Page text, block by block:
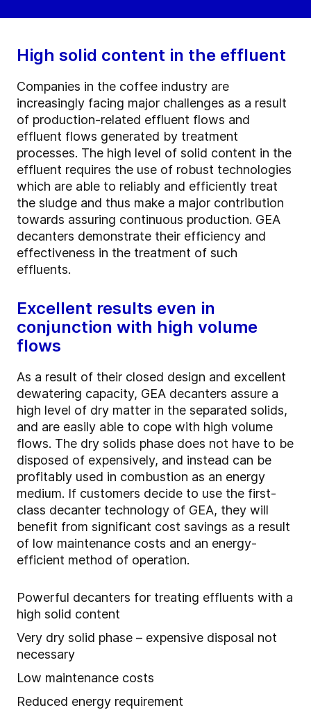
High solid content in the effluent
Companies in the coffee industry are
increasingly facing major challenges as a result
of production-related effluent flows and
effluent flows generated by treatment
processes. The high level of solid content in the
effluent requires the use of robust technologies
which are able to reliably and efficiently treat
the sludge and thus make a major contribution
towards assuring continuous production. GEA
decanters demonstrate their efficiency and
effectiveness in the treatment of such
effluents.
Excellent results even in
conjunction with high volume
flows
As a result of their closed design and excellent
dewatering capacity, GEA decanters assure a
high level of dry matter in the separated solids,
and are easily able to cope with high volume
flows. The dry solids phase does not have to be
disposed of expensively, and instead can be
profitably used in combustion as an energy
medium. If customers decide to use the first-
class decanter technology of GEA, they will
benefit from significant cost savings as a result
of low maintenance costs and an energy-
efficient method of operation.
Powerful decanters for treating effluents with a
high solid content
Very dry solid phase – expensive disposal not
necessary
Low maintenance costs
Reduced energy requirement